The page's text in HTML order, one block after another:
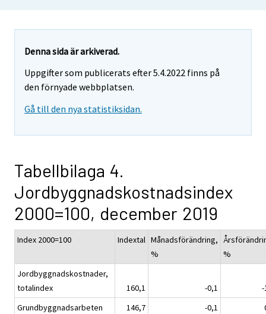
Denna sida är arkiverad.
Uppgifter som publicerats efter 5.4.2022 finns på
den förnyade webbplatsen.
Gå till den nya statistiksidan.
Tabellbilaga 4.
Jordbyggnadskostnadsindex
2000=100, december 2019
Index 2000=100 Indextal Månadsförändring,
%
%
Jordbyggnadskostnader,
totalindex
160,1 -0,1
-
Grundbyggnadsarbeten
146,7 -0,1